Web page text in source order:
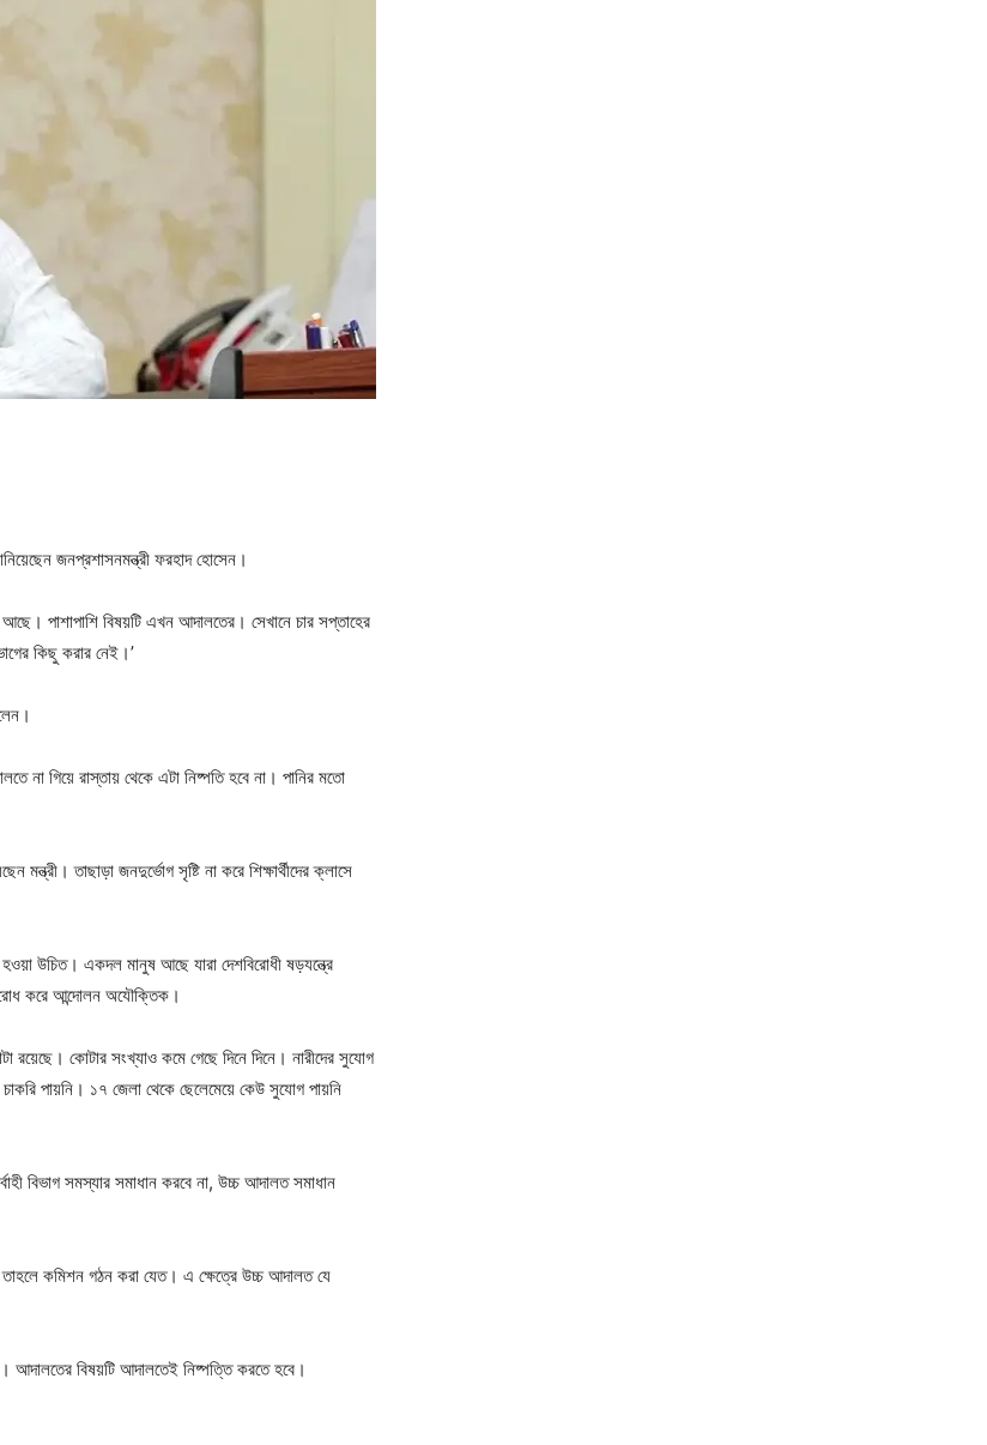
জনপ্রশাসনমন্ত্রী ফরহাদ হোসেন।
আছে। পাশাপাশি বিষয়টি এখন আদালতের। সেখানে চার সপ্তাহের
কিছু করার নেই।’
না গিয়ে রাস্তায় থেকে এটা নিষ্পতি হবে না। পানির মতো
মন্ত্রী। তাছাড়া জনদুর্ভোগ সৃষ্টি না করে শিক্ষার্থীদের ক্লাসে
উচিত। একদল মানুষ আছে যারা দেশবিরোধী ষড়যন্ত্রে
করে আন্দোলন অযৌক্তিক।
রয়েছে। কোটার সংখ্যাও কমে গেছে দিনে দিনে। নারীদের সুযোগ
পায়নি। ১৭ জেলা থেকে ছেলেমেয়ে কেউ সুযোগ পায়নি
বিভাগ সমস্যার সমাধান করবে না, উচ্চ আদালত সমাধান
তাহলে কমিশন গঠন করা যেত। এ ক্ষেত্রে উচ্চ আদালত যে
আদালতের বিষয়টি আদালতেই নিষ্পত্তি করতে হবে।